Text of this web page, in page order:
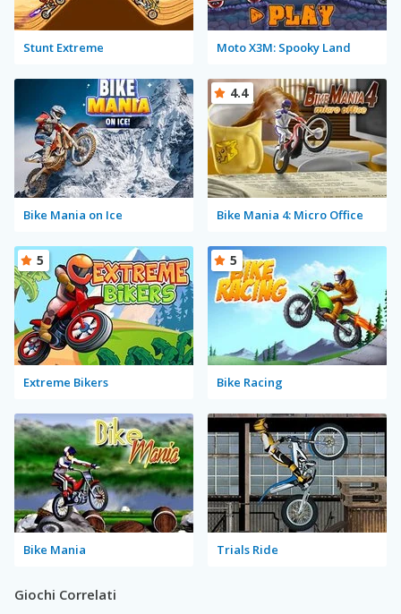
Stunt Extreme Moto X3M: Spooky Land
Bike Mania on Ice Bike Mania 4: Micro Office
4.4
Extreme Bikers
5
Bike Racing
5
Bike Mania Trials Ride
Giochi Correlati